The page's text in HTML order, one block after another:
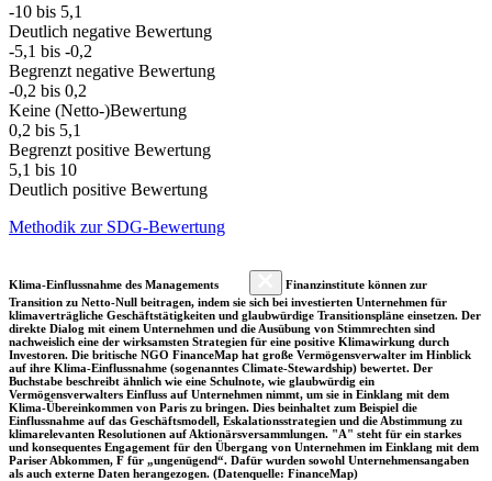
-10 bis 5,1
Deutlich negative Bewertung
-5,1 bis -0,2
Begrenzt negative Bewertung
-0,2 bis 0,2
Keine (Netto-)Bewertung
0,2 bis 5,1
Begrenzt positive Bewertung
5,1 bis 10
Deutlich positive Bewertung
Methodik zur SDG-Bewertung
Klima-Einflussnahme des Managements
Finanzinstitute können zur
Transition zu Netto-Null beitragen, indem sie sich bei investierten Unternehmen für
klimaverträgliche Geschäftstätigkeiten und glaubwürdige Transitionspläne einsetzen. Der
direkte Dialog mit einem Unternehmen und die Ausübung von Stimmrechten sind
nachweislich eine der wirksamsten Strategien für eine positive Klimawirkung durch
Investoren. Die britische NGO FinanceMap hat große Vermögensverwalter im Hinblick
auf ihre Klima-Einflussnahme (sogenanntes Climate-Stewardship) bewertet. Der
Buchstabe beschreibt ähnlich wie eine Schulnote, wie glaubwürdig ein
Vermögensverwalters Einfluss auf Unternehmen nimmt, um sie in Einklang mit dem
Klima-Übereinkommen von Paris zu bringen. Dies beinhaltet zum Beispiel die
Einflussnahme auf das Geschäftsmodell, Eskalationsstrategien und die Abstimmung zu
klimarelevanten Resolutionen auf Aktionärsversammlungen. "A" steht für ein starkes
und konsequentes Engagement für den Übergang von Unternehmen im Einklang mit dem
Pariser Abkommen, F für „ungenügend“. Dafür wurden sowohl Unternehmensangaben
als auch externe Daten herangezogen. (Datenquelle: FinanceMap)